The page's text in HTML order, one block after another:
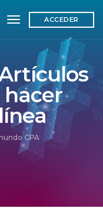
toggle navigation
ACCEDER
CPA